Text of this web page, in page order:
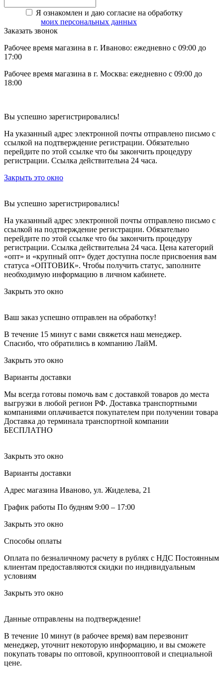
Я ознакомлен и даю согласие на обработку
моих персональных данных
Заказать звонок
Рабочее время магазина в г. Иваново: ежедневно с 09:00 до
17:00
Рабочее время магазина в г. Москва: ежедневно с 09:00 до
18:00
Вы успешно зарегистрировались!
На указанный адрес электронной почты отправлено письмо с
ссылкой на подтверждение регистрации. Обязательно
перейдите по этой ссылке что бы закончить процедуру
регистрации. Ссылка действительна 24 часа.
Закрыть это окно
Вы успешно зарегистрировались!
На указанный адрес электронной почты отправлено письмо с
ссылкой на подтверждение регистрации. Обязательно
перейдите по этой ссылке что бы закончить процедуру
регистрации. Ссылка действительна 24 часа. Цена категорий
«опт» и «крупный опт» будет доступна после присвоения вам
статуса «ОПТОВИК». Чтобы получить статус, заполните
необходимую информацию в личном кабинете.
Закрыть это окно
Ваш заказ успешно отправлен на обработку!
В течение 15 минут с вами свяжется наш менеджер.
Спасибо, что обратились в компанию ЛайМ.
Закрыть это окно
Варианты доставки
Мы всегда готовы помочь вам с доставкой товаров до места
выгрузки в любой регион РФ. Доставка транспортными
компаниями оплачивается покупателем при получении товара
Доставка до терминала транспортной компании
БЕСПЛАТНО
Закрыть это окно
Варианты доставки
Адрес магазина Иваново, ул. Жиделева, 21
График работы По будням 9:00 – 17:00
Закрыть это окно
Способы оплаты
Оплата по безналичному расчету в рублях с НДС Постоянным
клиентам предоставляются скидки по индивидуальным
условиям
Закрыть это окно
Данные отправлены на подтверждение!
В течение 10 минут (в рабочее время) вам перезвонит
менеджер, уточнит некоторую информацию, и вы сможете
покупать товары по оптовой, крупнооптовой и специальной
цене.